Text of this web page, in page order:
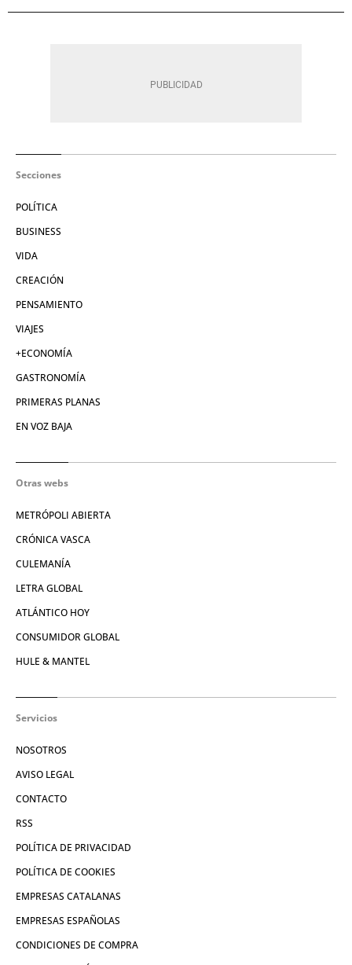
Secciones
POLÍTICA
BUSINESS
VIDA
CREACIÓN
PENSAMIENTO
VIAJES
+ECONOMÍA
GASTRONOMÍA
PRIMERAS PLANAS
EN VOZ BAJA
Otras webs
METRÓPOLI ABIERTA
CRÓNICA VASCA
CULEMANÍA
LETRA GLOBAL
ATLÁNTICO HOY
CONSUMIDOR GLOBAL
HULE & MANTEL
Servicios
NOSOTROS
AVISO LEGAL
CONTACTO
RSS
POLÍTICA DE PRIVACIDAD
POLÍTICA DE COOKIES
EMPRESAS CATALANAS
EMPRESAS ESPAÑOLAS
CONDICIONES DE COMPRA